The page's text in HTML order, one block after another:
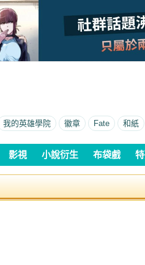
我的英雄學院 徽章 Fate 和紙
影視 小說衍生 布袋戲